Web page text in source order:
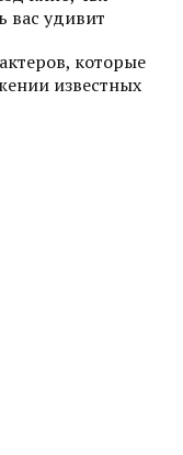
вас удивит
которые
известных